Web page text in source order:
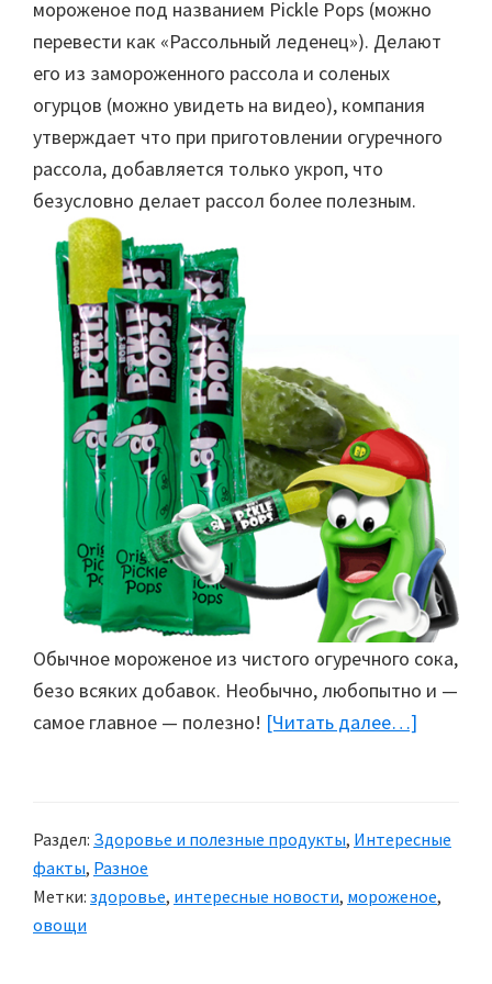
мороженое под названием Pickle Pops (можно
перевести как «Рассольный леденец»). Делают
его из замороженного рассола и соленых
огурцов (можно увидеть на видео), компания
утверждает что при приготовлении огуречного
рассола, добавляется только укроп, что
безусловно делает рассол более полезным.
Обычное мороженое из чистого огуречного сока,
безо всяких добавок. Необычно, любопытно и —
самое главное — полезно! [Читать далее…]
Раздел: Здоровье и полезные продукты, Интересные
факты, Разное
Метки: здоровье, интересные новости, мороженое,
овощи